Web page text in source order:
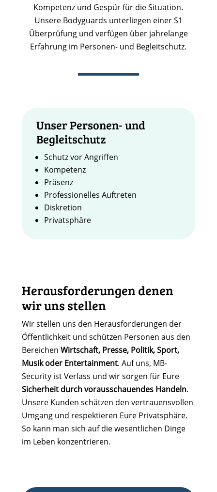
Kompetenz und Gespür für die Situation.
Unsere Bodyguards unterliegen einer S1
Überprüfung und verfügen über jahrelange
Erfahrung im Personen- und Begleitschutz.
Unser Personen- und
Begleitschutz
Schutz vor Angriffen
Kompetenz
Präsenz
Professionelles Auftreten
Diskretion
Privatsphäre
Herausforderungen denen
wir uns stellen
Wir stellen uns den Herausforderungen der
Öffentlichkeit und schützen Personen aus den
Bereichen Wirtschaft, Presse, Politik, Sport,
Musik oder Entertainment. Auf uns, MB-
Security ist Verlass und wir sorgen für Eure
Sicherheit durch vorausschauendes Handeln.
Unsere Kunden schätzen den vertrauensvollen
Umgang und respektieren Eure Privatsphäre.
So kann man sich auf die wesentlichen Dinge
im Leben konzentrieren.